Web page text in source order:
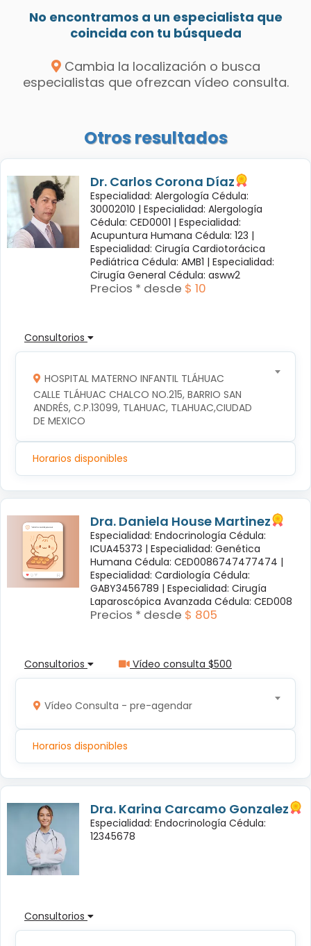
No encontramos a un especialista que
coincida con tu búsqueda
Cambia la localización o busca
especialistas que ofrezcan vídeo consulta.
Otros resultados
Dr. Carlos Corona Díaz
Especialidad: Alergología Cédula:
30002010 | Especialidad: Alergología
Cédula: CED0001 | Especialidad:
Acupuntura Humana Cédula: 123 |
Especialidad: Cirugía Cardiotorácica
Pediátrica Cédula: AMB1 | Especialidad:
Cirugía General Cédula: asww2
Precios * desde $ 10
Consultorios
HOSPITAL MATERNO INFANTIL TLÁHUAC
CALLE TLÁHUAC CHALCO NO.215, BARRIO SAN
ANDRÉS, C.P.13099, TLAHUAC, TLAHUAC,CIUDAD
DE MEXICO
Horarios disponibles
Dra. Daniela House Martinez
Especialidad: Endocrinología Cédula:
ICUA45373 | Especialidad: Genética
Humana Cédula: CED0086747477474 |
Especialidad: Cardiología Cédula:
GABY3456789 | Especialidad: Cirugía
Laparoscópica Avanzada Cédula: CED008
Precios * desde $ 805
Consultorios Vídeo consulta $500
Vídeo Consulta - pre-agendar
Horarios disponibles
Dra. Karina Carcamo Gonzalez
Especialidad: Endocrinología Cédula:
12345678
Consultorios